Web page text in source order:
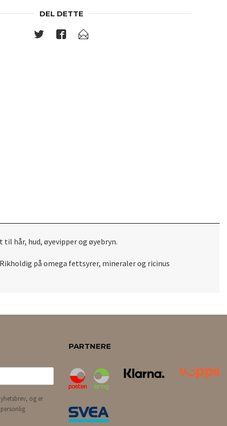
DEL DETTE
til hår, hud, øyevipper og øyebryn.
på omega fettsyrer, mineraler og ricinus
og er
PARTNERE